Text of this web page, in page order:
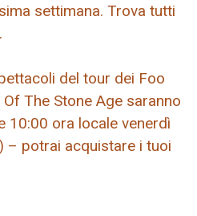
settimana. Trova tutti
del tour dei Foo
The Stone Age saranno
10:00 ora locale venerdì
potrai acquistare i tuoi